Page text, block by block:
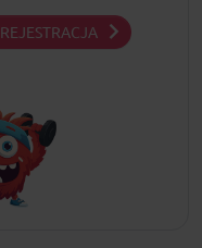
REJESTRACJA